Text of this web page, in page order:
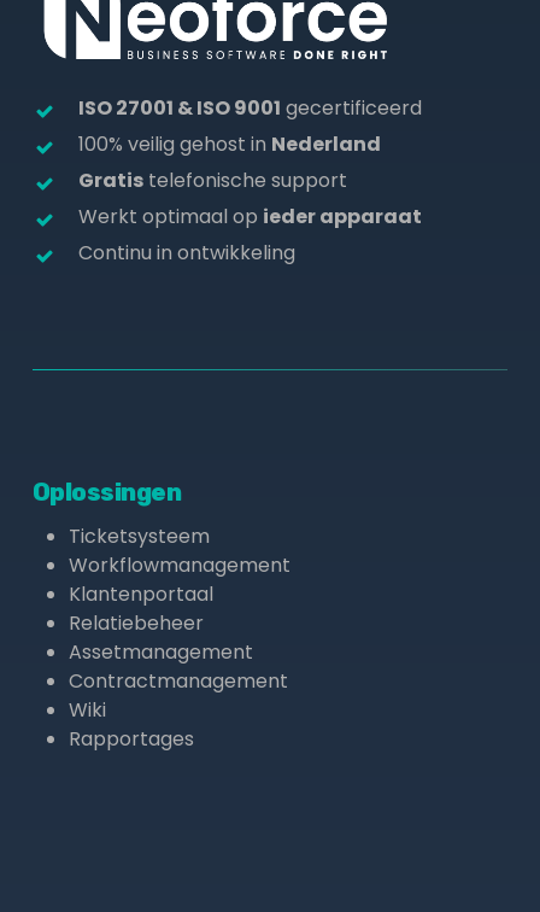
ISO 27001 & ISO 9001 gecertificeerd
100% veilig gehost in Nederland
Gratistelefonische support
Werkt optimaal op ieder apparaat
Continu in ontwikkeling
Oplossingen
Ticketsysteem
Workflowmanagement
Klantenportaal
Relatiebeheer
Assetmanagement
Contractmanagement
Wiki
Rapportages